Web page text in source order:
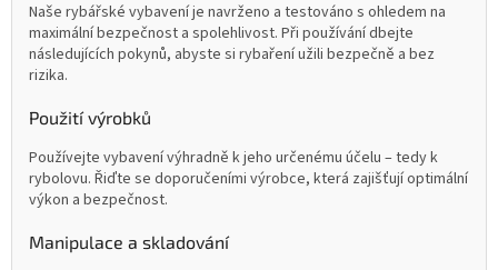
Naše rybářské vybavení je navrženo a testováno s ohledem na
maximální bezpečnost a spolehlivost. Při používání dbejte
následujících pokynů, abyste si rybaření užili bezpečně a bez
rizika.
Použití výrobků
Používejte vybavení výhradně k jeho určenému účelu – tedy k
rybolovu. Řiďte se doporučeními výrobce, která zajišťují optimální
výkon a bezpečnost.
Manipulace a skladování